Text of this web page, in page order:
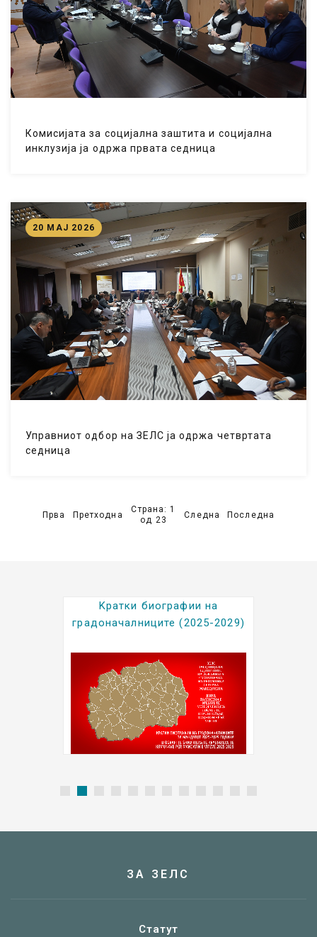
Комисијата за социјална заштита и социјална
инклузија ја одржа првата седница
Управниот одбор на ЗЕЛС ја одржа четвртата
седница
20 МАЈ 2026
Прва Претходна
Страна: 1
од 23
Следна Последна
Kратки биографии на
градоначалниците (2025-2029)
ЗА ЗЕЛС
Статут